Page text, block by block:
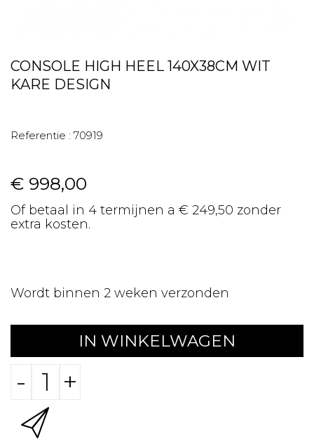
CONSOLE HIGH HEEL 140X38CM WIT
KARE DESIGN
Referentie : 70919
€ 998,00
Of betaal in 4 termijnen a € 249,50 zonder
extra kosten.
Wordt binnen 2 weken verzonden
IN WINKELWAGEN
- +